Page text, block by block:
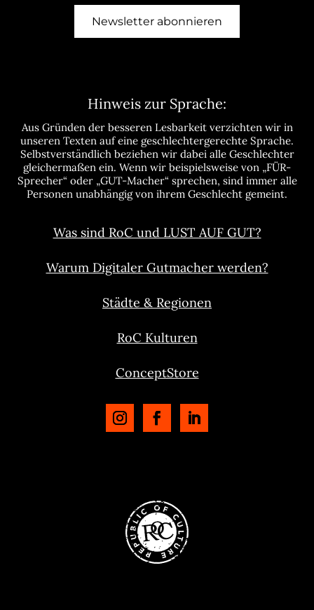
Newsletter abonnieren
Hinweis zur Sprache:
Aus Gründen der besseren Lesbarkeit verzichten wir in
unseren Texten auf eine geschlechtergerechte Sprache.
Selbstverständlich beziehen wir dabei alle Geschlechter
gleichermaßen ein. Wenn wir beispielsweise von „FÜR-
Sprecher“ oder „GUT-Macher“ sprechen, sind immer alle
Personen unabhängig von ihrem Geschlecht gemeint.
Was sind RoC und LUST AUF GUT?
Warum Digitaler Gutmacher werden?
Städte & Regionen
RoC Kulturen
ConceptStore